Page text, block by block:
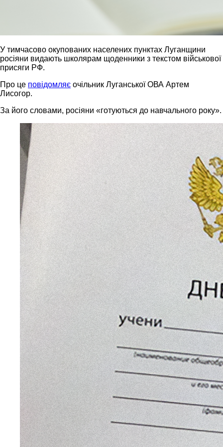
У тимчасово окупованих населених пунктах Луганщини
росіяни видають школярам щоденники з текстом військової
присяги РФ.
Про це повідомляє очільник Луганської ОВА Артем
Лисогор.
За його словами, росіяни «готуються до навчального року».